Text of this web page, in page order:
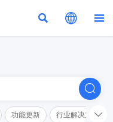
  

功能更新 行业解决方案解读
